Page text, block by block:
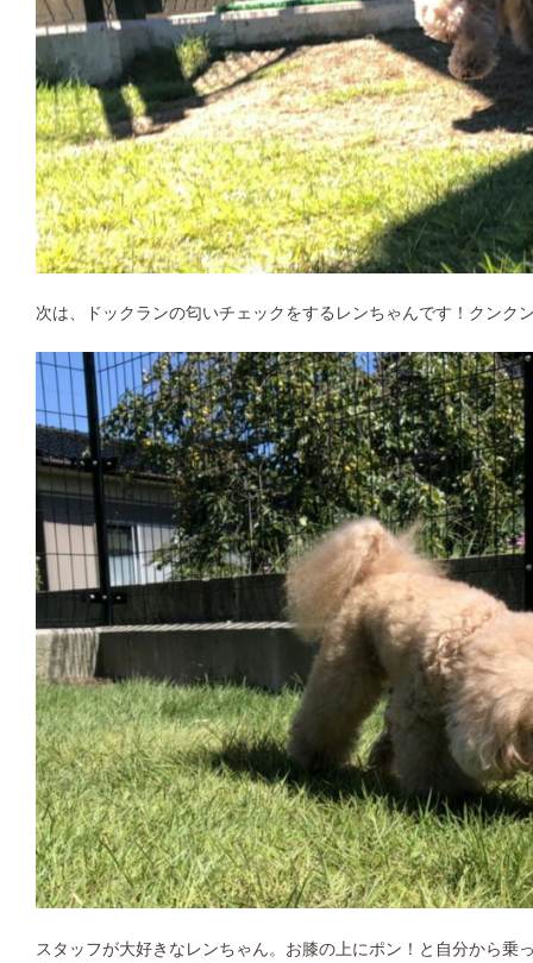
次は、ドックランの匂いチェックをするレンちゃんです！クンク
スタッフが大好きなレンちゃん。お膝の上にポン！と自分から乗